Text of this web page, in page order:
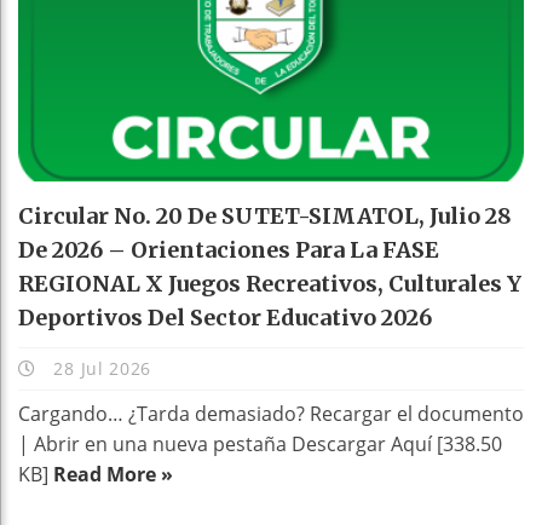
Circular No. 20 De SUTET-SIMATOL, Julio 28
De 2026 – Orientaciones Para La FASE
REGIONAL X Juegos Recreativos, Culturales Y
Deportivos Del Sector Educativo 2026
28 Jul 2026
Cargando… ¿Tarda demasiado? Recargar el documento
| Abrir en una nueva pestaña Descargar Aquí [338.50
KB] Read More »